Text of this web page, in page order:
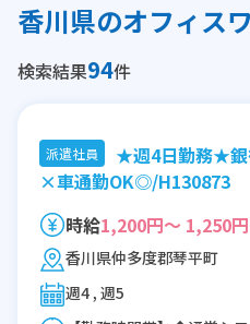
香川県のオフィス
検索結果94件
派遣社員
★週4日勤務★銀
×車通勤OK◎/H130873
時給1,200円～ 1,250円
香川県仲多度郡琴平町
週4 , 週5